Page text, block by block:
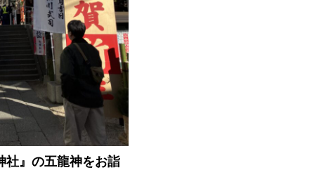
社』の五龍神をお詣